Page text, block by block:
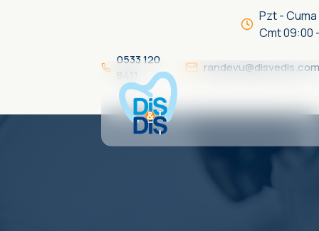
Pzt -
Cmt 09:00
0533 120
8411